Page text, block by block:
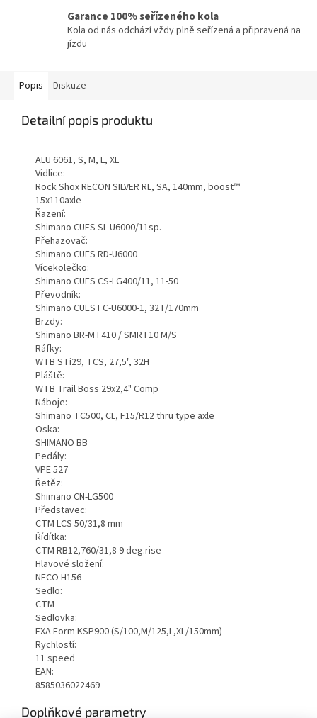
Garance 100% seřízeného kola
Kola od nás odchází vždy plně seřízená a připravená na
jízdu
Popis Diskuze
Detailní popis produktu
ALU 6061, S, M, L, XL
Vidlice:
Rock Shox RECON SILVER RL, SA, 140mm, boost™
15x110axle
Řazení:
Shimano CUES SL-U6000/11sp.
Přehazovač:
Shimano CUES RD-U6000
Vícekolečko:
Shimano CUES CS-LG400/11, 11-50
Převodník:
Shimano CUES FC-U6000-1, 32T/170mm
Brzdy:
Shimano BR-MT410 / SMRT10 M/S
Ráfky:
WTB STi29, TCS, 27,5", 32H
Pláště:
WTB Trail Boss 29x2,4" Comp
Náboje:
Shimano TC500, CL, F15/R12 thru type axle
Oska:
SHIMANO BB
Pedály:
VPE 527
Řetěz:
Shimano CN-LG500
Představec:
CTM LCS 50/31,8 mm
Řídítka:
CTM RB12,760/31,8 9 deg.rise
Hlavové složení:
NECO H156
Sedlo:
CTM
Sedlovka:
EXA Form KSP900 (S/100,M/125,L,XL/150mm)
Rychlostí:
11 speed
EAN:
8585036022469
Doplňkové parametry